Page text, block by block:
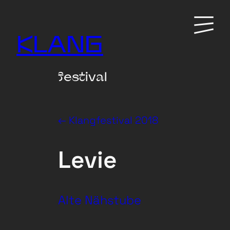
springen
KLANG
festival
Primary
Menu
← Klangfestival 2018
Levie
Alte Nähstube